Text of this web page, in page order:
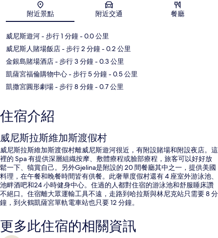
地圖
附近景點 附近交通 餐廳
威尼斯遊河- 步行 1 分鐘- 0.0 公里
威尼斯人賭場飯店- 步行 2 分鐘- 0.2 公里
金銀島賭場酒店- 步行 3 分鐘- 0.3 公里
凱薩宮福倫購物中心- 步行 5 分鐘- 0.5 公里
凱撒宮圓形劇場- 步行 8 分鐘- 0.7 公里
住宿介紹
威尼斯拉斯維加斯渡假村
威尼斯拉斯維加斯渡假村離威尼斯遊河很近，有附設賭場和附設夜店。這
裡的 Spa 有提供深層組織按摩、敷體療程或臉部療程，旅客可以好好放
鬆一下、犒賞自己。另外Gjelina是附設的 20 間餐廳其中之一，提供美國
料理，在午餐和晚餐時間皆有供餐。此奢華度假村還有 4 座室外游泳池、
池畔酒吧和24 小時健身中心。住過的人都對住宿的游泳池和舒服睡床讚
不絕口。住宿離大眾運輸工具不遠，走路到哈拉斯與林尼克站只需要 8 分
鐘，到火鶴凱薩宮單軌電車站也只要 12 分鐘。
更多此住宿的相關資訊